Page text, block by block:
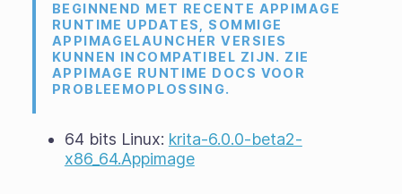
BEGINNEND MET RECENTE APPIMAGE
RUNTIME UPDATES, SOMMIGE
APPIMAGELAUNCHER VERSIES
KUNNEN INCOMPATIBEL ZIJN. ZIE
APPIMAGE RUNTIME DOCS VOOR
PROBLEEMOPLOSSING.
64 bits Linux: krita-6.0.0-beta2-
x86_64.Appimage